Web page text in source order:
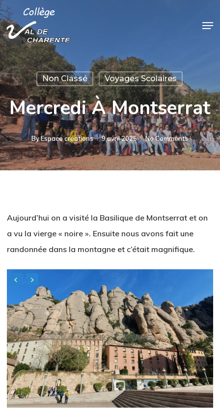
Skip
to
main
content
Non Classé Voyages Scolaires
Mercredi À Montserrat
ByEspace créations 9 avril 2025 No Comments
Aujourd’hui on a visité la Basilique de Montserrat et on
a vu la vierge « noire ». Ensuite nous avons fait une
randonnée dans la montagne et c’était magnifique.
Close